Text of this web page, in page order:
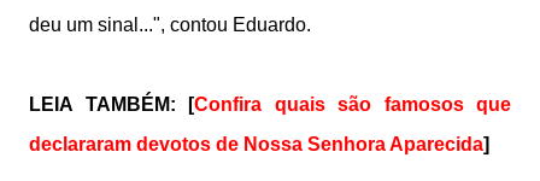
deu um sinal...", contou Eduardo.
LEIA TAMBÉM: [Confira quais são famosos que
declararam devotos de Nossa Senhora Aparecida]